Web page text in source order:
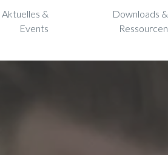
Aktuelles &
Events
Downloads &
Ressourcen